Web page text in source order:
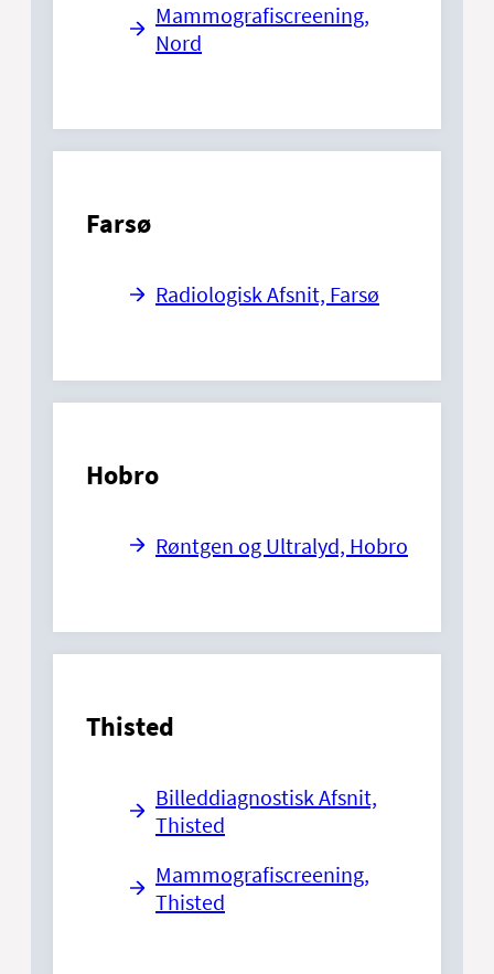
Mammografiscreening,
Nord
Farsø
Radiologisk Afsnit, Farsø
Hobro
Røntgen og Ultralyd, Hobro
Thisted
Billeddiagnostisk Afsnit,
Thisted
Mammografiscreening,
Thisted